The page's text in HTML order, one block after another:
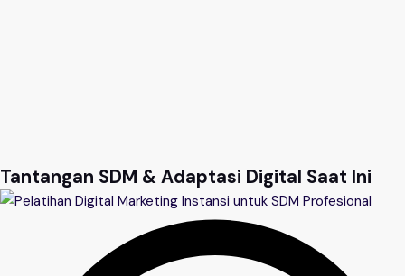
Tantangan SDM & Adaptasi Digital Saat Ini